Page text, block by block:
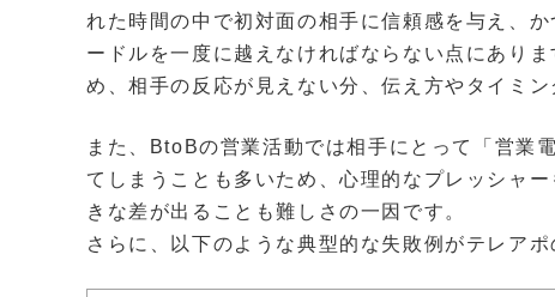
れた時間の中で初対面の相手に信頼感を与え、
ードルを一度に越えなければならない点にあり
め、相手の反応が見えない分、伝え方やタイミ
また、BtoBの営業活動では相手にとって「営業
てしまうことも多いため、心理的なプレッシャ
きな差が出ることも難しさの一因です。
さらに、以下のような典型的な失敗例がテレア